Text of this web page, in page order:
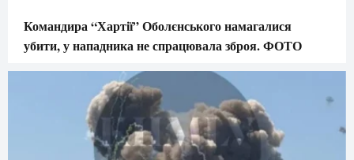
Командира “Хартії” Оболєнського намагалися
убити, у нападника не спрацювала зброя. ФОТО